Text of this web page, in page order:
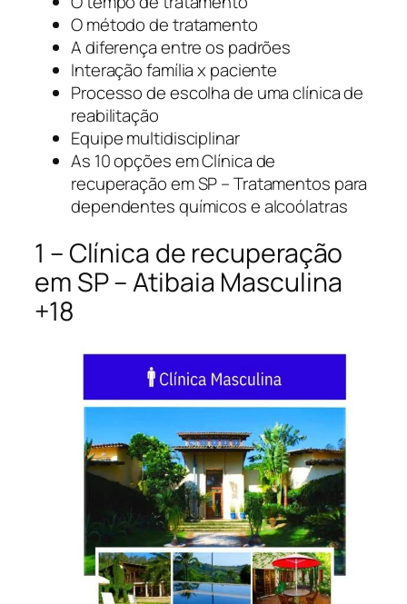
O método de tratamento
A diferença entre os padrões
Interação família x paciente
Processo de escolha de uma clínica de
reabilitação
Equipe multidisciplinar
As 10 opções em Clínica de
recuperação em SP – Tratamentos para
dependentes químicos e alcoólatras
1 – Clínica de recuperação
em SP – Atibaia Masculina
+18